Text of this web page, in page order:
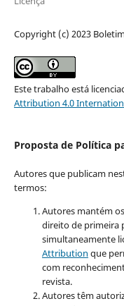
Copyright (c) 2023
Este trabalho está
Attribution 4.0
Proposta de Política
Autores que publicam
termos:
Autores mantém
direito de primeira
simultaneamente
Attribution que
com
revista.
Autores têm